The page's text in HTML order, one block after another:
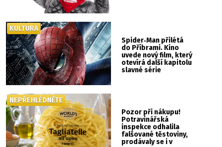
Spider‑Man přilétá
do Příbrami. Kino
uvede nový film, který
otevírá další kapitolu
slavné série
KULTURA
Pozor při nákupu!
Potravinářská
inspekce odhalila
falšované těstoviny,
prodávaly se i v
NEPŘEHLÉDNĚTE